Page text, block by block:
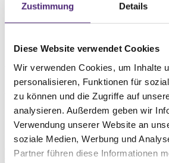
Zustimmung Details
Diese Website verwendet Cookies
Wir verwenden Cookies, um Inhalte
personalisieren, Funktionen für
zu können und die Zugriffe auf
analysieren. Außerdem geben wir
Verwendung unserer Website an
soziale Medien, Werbung und
Partner führen diese Informationen
Service
V-Z
Ware-zur-Person
Ware-zur-Person ist ein
Bereitstellform der Waren für die
Kommissioniersystem angibt.
Das Prinzip Ware-zur-Person wird beim
dynamische Bereitstellung bezeichnet. Das
zu einem Arbeitsplatz, an dem die